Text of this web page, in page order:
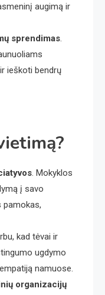
augimą ir
sprendimas.
ieškoti bendrų
. Mokyklos
į savo
pamokas,
kad tėvai ir
ugdymo
namuose.
organizacijų